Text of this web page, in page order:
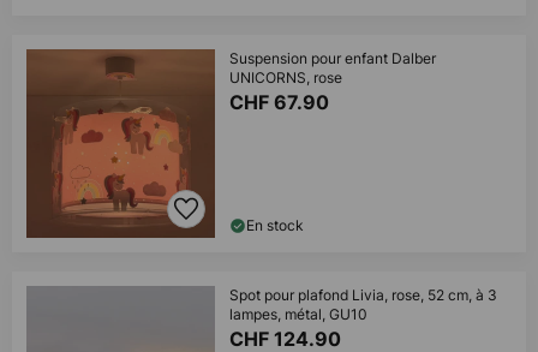
Suspension pour enfant Dalber
UNICORNS, rose
CHF 67.90
En stock
Spot pour plafond Livia, rose, 52 cm, à 3
lampes, métal, GU10
CHF 124.90